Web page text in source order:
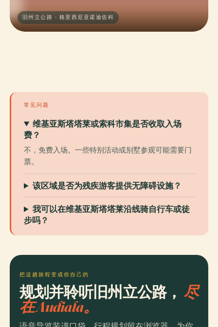
旧州立公路 · 格里西尼亚诺迪佐科
常见问题
维基亚斯塔塔莱或索科市集是否收取入场
费？
不，免费入场。一些特别活动或别墅参观可能需要门
票。
该区域是否为残疾游客提供无障碍设施？
我可以在维基亚斯塔塔莱沿线骑自行车或徒
步吗？
把这趟旅程变成你自己的
规划并聆听旧州立公路， 尽
在 Audiala。